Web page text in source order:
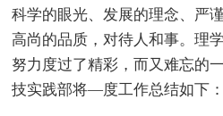
科学的眼光、发展的理念、严
高尚的品质，对待人和事。理
努力度过了精彩，而又难忘的
技实践部将—度工作总结如下：